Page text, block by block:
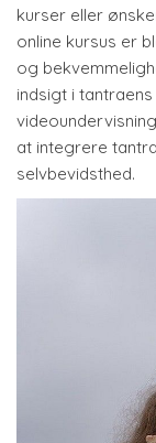
kurser eller
online kursus er
og
indsigt i
at integrere
selvbevidsthed.